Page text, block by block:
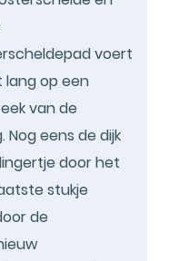
voert
lang op een
van de
eens de dijk
door het
stukje
de